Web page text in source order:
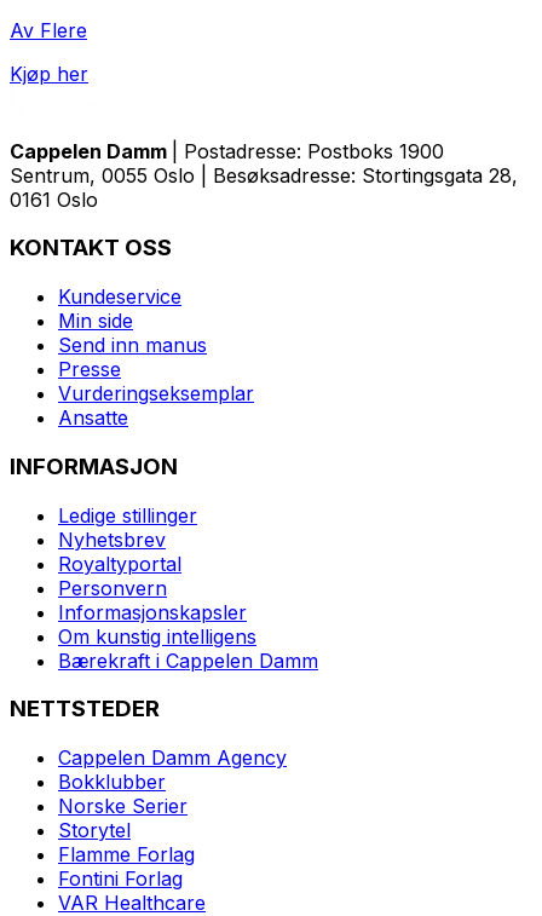
Av Flere
Kjøp her
Cappelen Damm
| Postadresse: Postboks 1900
Sentrum, 0055 Oslo | Besøksadresse: Stortingsgata 28,
0161 Oslo
KONTAKT OSS
Kundeservice
Min side
Send inn manus
Presse
Vurderingseksemplar
Ansatte
INFORMASJON
Ledige stillinger
Nyhetsbrev
Royaltyportal
Personvern
Informasjonskapsler
Om kunstig intelligens
Bærekraft i Cappelen Damm
NETTSTEDER
Cappelen Damm Agency
Bokklubber
Norske Serier
Storytel
Flamme Forlag
Fontini Forlag
VAR Healthcare